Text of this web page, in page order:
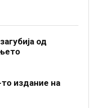
од
издание на